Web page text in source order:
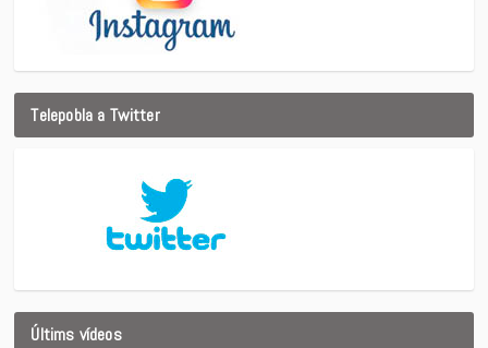
Telepobla a Twitter
Últims vídeos